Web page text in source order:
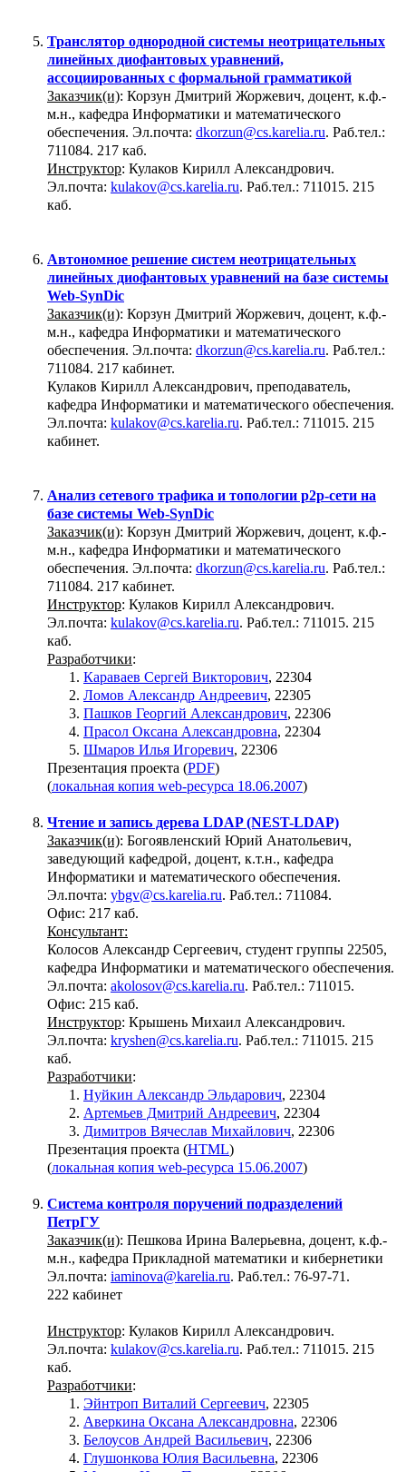
Транслятор однородной системы неотрицательных
линейных диофантовых уравнений,
ассоциированных с формальной грамматикой
Заказчик(и): Корзун Дмитрий Жоржевич, доцент, к.ф.-
м.н., кафедра Информатики и математического
обеспечения. Эл.почта: dkorzun@cs.karelia.ru. Раб.тел.:
711084. 217 каб.
Инструктор: Кулаков Кирилл Александрович.
Эл.почта: kulakov@cs.karelia.ru. Раб.тел.: 711015. 215
каб.
Автономное решение систем неотрицательных
линейных диофантовых уравнений на базе системы
Web-SynDic
Заказчик(и): Корзун Дмитрий Жоржевич, доцент, к.ф.-
м.н., кафедра Информатики и математического
обеспечения. Эл.почта: dkorzun@cs.karelia.ru. Раб.тел.:
711084. 217 кабинет.
Кулаков Кирилл Александрович, преподаватель,
кафедра Информатики и математического обеспечения.
Эл.почта: kulakov@cs.karelia.ru. Раб.тел.: 711015. 215
кабинет.
Анализ сетевого трафика и топологии p2p-сети на
базе системы Web-SynDic
Заказчик(и): Корзун Дмитрий Жоржевич, доцент, к.ф.-
м.н., кафедра Информатики и математического
обеспечения. Эл.почта: dkorzun@cs.karelia.ru. Раб.тел.:
711084. 217 кабинет.
Инструктор: Кулаков Кирилл Александрович.
Эл.почта: kulakov@cs.karelia.ru. Раб.тел.: 711015. 215
каб.
Разработчики:
Караваев Сергей Викторович, 22304
Ломов Александр Андреевич, 22305
Пашков Георгий Александрович, 22306
Прасол Оксана Александровна, 22304
Шмаров Илья Игоревич, 22306
Презентация проекта (PDF)
(локальная копия web-ресурса 18.06.2007)
Чтение и запись дерева LDAP (NEST-LDAP)
Заказчик(и): Богоявленский Юрий Анатольевич,
заведующий кафедрой, доцент, к.т.н., кафедра
Информатики и математического обеспечения.
Эл.почта: ybgv@cs.karelia.ru. Раб.тел.: 711084.
Офис: 217 каб.
Консультант:
Колосов Александр Сергеевич, студент группы 22505,
кафедра Информатики и математического обеспечения.
Эл.почта: akolosov@cs.karelia.ru. Раб.тел.: 711015.
Офис: 215 каб.
Инструктор: Крышень Михаил Александрович.
Эл.почта: kryshen@cs.karelia.ru. Раб.тел.: 711015. 215
каб.
Разработчики:
Нуйкин Александр Эльдарович, 22304
Артемьев Дмитрий Андреевич, 22304
Димитров Вячеслав Михайлович, 22306
Презентация проекта (HTML)
(локальная копия web-ресурса 15.06.2007)
Система контроля поручений подразделений
ПетрГУ
Заказчик(и): Пешкова Ирина Валерьевна, доцент, к.ф.-
м.н., кафедра Прикладной математики и кибернетики
Эл.почта: iaminova@karelia.ru. Раб.тел.: 76-97-71.
222 кабинет
Инструктор: Кулаков Кирилл Александрович.
Эл.почта: kulakov@cs.karelia.ru. Раб.тел.: 711015. 215
каб.
Разработчики:
Эйнтроп Виталий Сергеевич, 22305
Аверкина Оксана Александровна, 22306
Белоусов Андрей Васильевич, 22306
Глушонкова Юлия Васильевна, 22306